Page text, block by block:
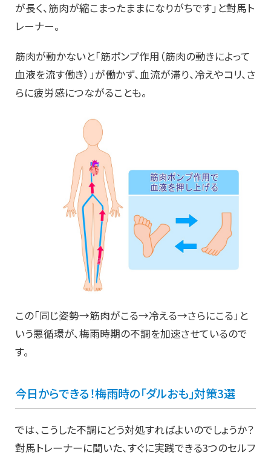
が長く、筋肉が縮こまったままになりがちです」と對馬ト
レーナー。
筋肉が動かないと「筋ポンプ作用（筋肉の動きによって
血液を流す働き）」が働かず、血流が滞り、冷えやコリ、さ
らに疲労感につながることも。
この「同じ姿勢→筋肉がこる→冷える→さらにこる」と
いう悪循環が、梅雨時期の不調を加速させているので
す。
今日からできる！梅雨時の「ダルおも」対策3選
では、こうした不調にどう対処すればよいのでしょうか？
對馬トレーナーに聞いた、すぐに実践できる3つのセルフ